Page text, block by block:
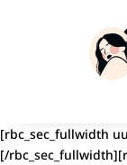
[rbc_sec_fullwidth
[/